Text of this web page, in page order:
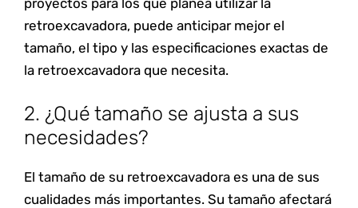
proyectos para los que planea utilizar la
retroexcavadora, puede anticipar mejor el
tamaño, el tipo y las especificaciones exactas de
la retroexcavadora que necesita.
2. ¿Qué tamaño se ajusta a sus
necesidades?
El tamaño de su retroexcavadora es una de sus
cualidades más importantes. Su tamaño afectará